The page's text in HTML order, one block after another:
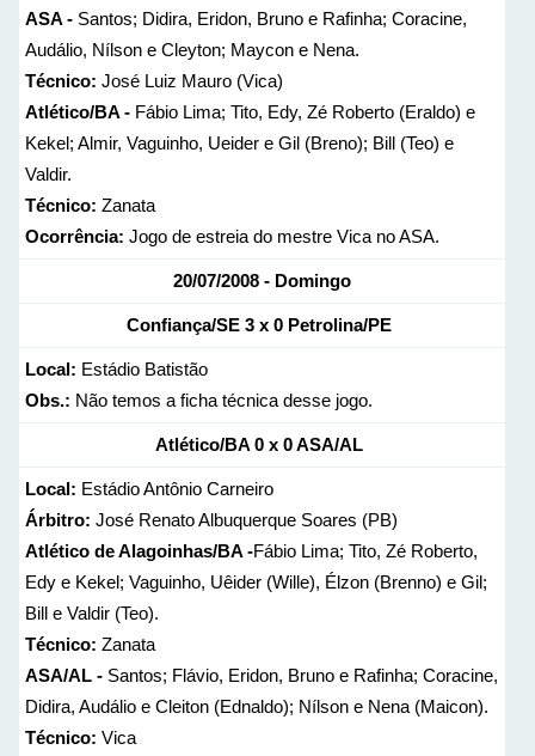
ASA - Santos; Didira, Eridon, Bruno e Rafinha; Coracine,
Audálio, Nílson e Cleyton; Maycon e Nena.
Técnico: José Luiz Mauro (Vica)
Atlético/BA - Fábio Lima; Tito, Edy, Zé Roberto (Eraldo) e
Kekel; Almir, Vaguinho, Ueider e Gil (Breno); Bill (Teo) e
Valdir.
Técnico: Zanata
Ocorrência: Jogo de estreia do mestre Vica no ASA.
20/07/2008 - Domingo
Confiança/SE 3 x 0 Petrolina/PE
Local: Estádio Batistão
Obs.: Não temos a ficha técnica desse jogo.
Atlético/BA 0 x 0 ASA/AL
Local: Estádio Antônio Carneiro
Árbitro: José Renato Albuquerque Soares (PB)
Atlético de Alagoinhas/BA -Fábio Lima; Tito, Zé Roberto,
Edy e Kekel; Vaguinho, Uêider (Wille), Élzon (Brenno) e Gil;
Bill e Valdir (Teo).
Técnico: Zanata
ASA/AL - Santos; Flávio, Eridon, Bruno e Rafinha; Coracine,
Didira, Audálio e Cleiton (Ednaldo); Nílson e Nena (Maicon).
Técnico: Vica